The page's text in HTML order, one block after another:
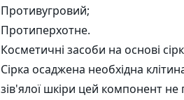
Противугровий;
Протиперхотне.
Косметичні засоби на основі
Сірка осаджена необхідна
зів'ялої шкіри цей компонент не